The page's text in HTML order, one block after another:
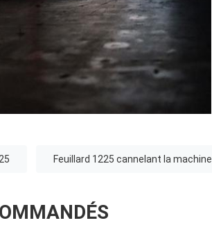
Feuillard 1225 cannelant la machine